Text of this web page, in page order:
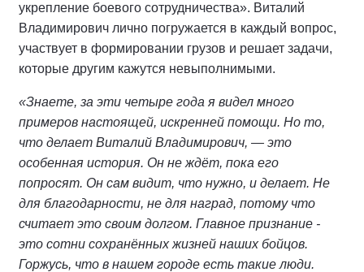
укрепление боевого сотрудничества». Виталий
Владимирович лично погружается в каждый вопрос,
участвует в формировании грузов и решает задачи,
которые другим кажутся невыполнимыми.
«Знаете, за эти четыре года я видел много
примеров настоящей, искренней помощи. Но то,
что делает Виталий Владимирович, — это
особенная история. Он не ждёт, пока его
попросят. Он сам видит, что нужно, и делает. Не
для благодарности, не для наград, потому что
считает это своим долгом. Главное признание -
это сотни сохранённых жизней наших бойцов.
Горжусь, что в нашем городе есть такие люди.